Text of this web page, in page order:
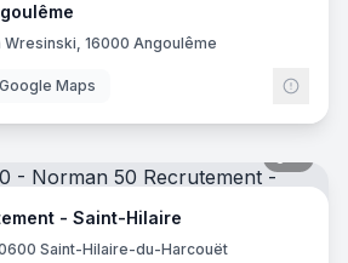
16000 Angoulême
Google Maps
- Saint-Hilaire
Saint-Hilaire-du-Harcouët